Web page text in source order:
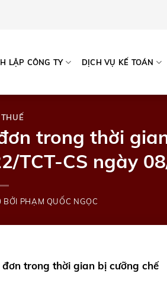
LẬP CÔNG TY DỊCH VỤ KẾ TOÁN
trong thời
TCT-CS ngày
BỞI PHẠM QUỐC NGỌC
đơn trong thời gian bị cưỡng chế